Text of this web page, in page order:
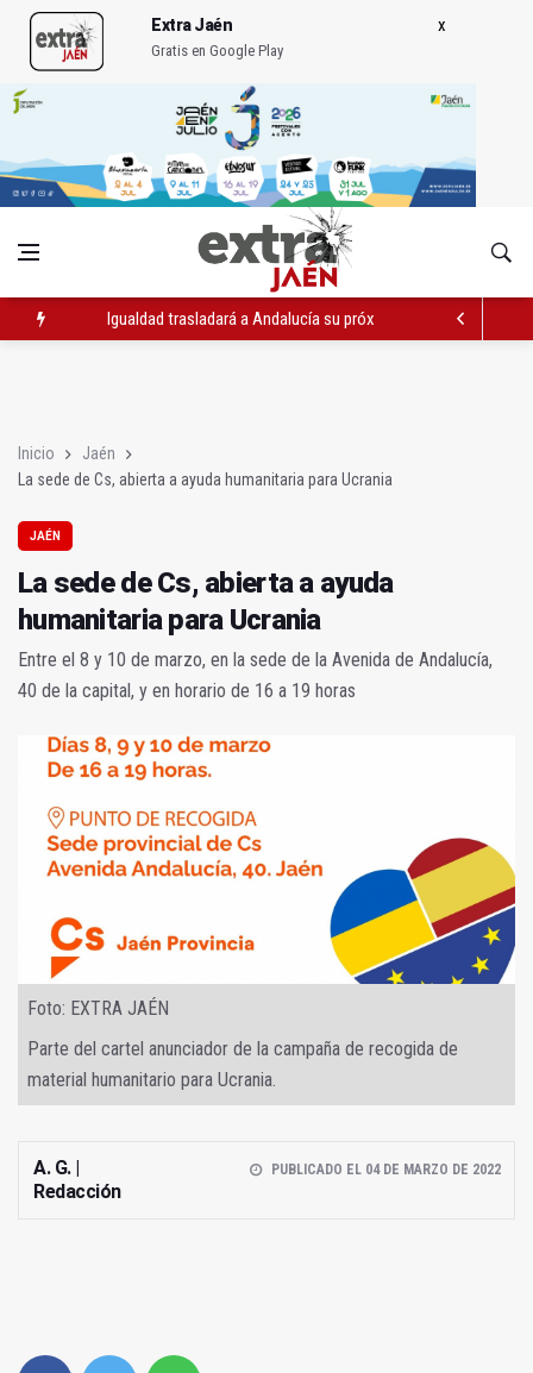
Extra Jaén
Gratis en Google Play
Igualdad trasladará a Andalucía su próximo comité de crisis
Inicio
Jaén
La sede de Cs, abierta a ayuda humanitaria para Ucrania
JAÉN
La sede de Cs, abierta a ayuda
humanitaria para Ucrania
Entre el 8 y 10 de marzo, en la sede de la Avenida de Andalucía,
40 de la capital, y en horario de 16 a 19 horas
Foto: EXTRA JAÉN
Parte del cartel anunciador de la campaña de recogida de
material humanitario para Ucrania.
A. G. |
Redacción
PUBLICADO EL 04 DE MARZO DE 2022